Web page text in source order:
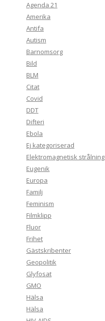
Agenda 21
Amerika
Antifa
Autism
Barnomsorg
Bild
BLM
Citat
Covid
DDT
Difteri
Ebola
Ej kategoriserad
Elektromagnetisk strålning
Eugenik
Europa
Familj
Feminism
Filmklipp
Fluor
Frihet
Gästskribenter
Geopolitik
Glyfosat
GMO
Hälsa
Hälsa